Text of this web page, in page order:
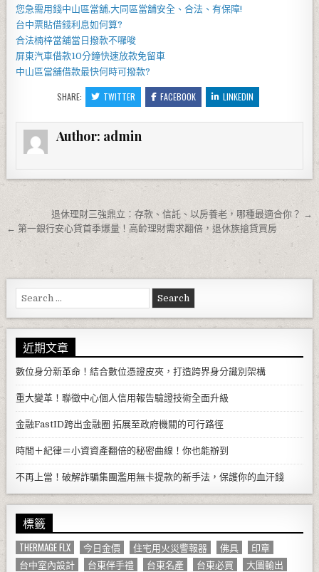
您急需用錢中山區當舖,大同區當舖安全、合法、有保障!
台中票貼借錢利息如何算?
合法楠梓當舖當 日撥款不囉唆
屏東汽車借款10分鐘快速放款免留車
中山區當舖借款最快何時可撥款?
SHARE: TWITTER FACEBOOK LINKEDIN
Author: admin
文章導覽退休理財三強鼎立：存款、信託、以房養老，哪種最適合你？ →
← 第一銀行安心貸首季爆量！高齡理財需求翻倍，退休族搶貸買房
Search for:
近期文章
數位身分新革命！結合數位憑證皮夾，打造跨界身分識別架構
重大變革！聯徵中心個人信用報告驗證技術全面升級
金融FastID跨出金融圈 拓展至政府機關的可行路徑
時間＋紀律＝小資資產翻倍的秘密曲線！你也能辦到
不再上當！破解詐騙集團濫用無卡提款的新手法，保護你的血汗錢
標籤
THERMAGE FLX 今日金價 住宅用火災警報器 佛具
印章
台中室內設計
台東伴手禮 台東名產 台東必買
大圖輸出